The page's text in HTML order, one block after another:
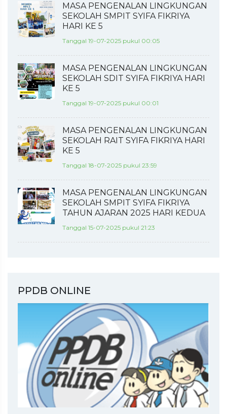
MASA PENGENALAN LINGKUNGAN
SEKOLAH SMPIT SYIFA FIKRIYA
HARI KE 5
Tanggal 19-07-2025 pukul 00:05
MASA PENGENALAN LINGKUNGAN
SEKOLAH SDIT SYIFA FIKRIYA HARI
KE 5
Tanggal 19-07-2025 pukul 00:01
MASA PENGENALAN LINGKUNGAN
SEKOLAH RAIT SYIFA FIKRIYA HARI
KE 5
Tanggal 18-07-2025 pukul 23:59
MASA PENGENALAN LINGKUNGAN
SEKOLAH SMPIT SYIFA FIKRIYA
TAHUN AJARAN 2025 HARI KEDUA
Tanggal 15-07-2025 pukul 21:23
PPDB ONLINE